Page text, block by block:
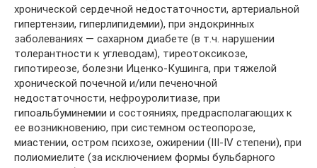
хронической сердечной недостаточности, артериальной
гипертензии, гиперлипидемии), при эндокринных
заболеваниях — сахарном диабете (в т.ч. нарушении
толерантности к углеводам), тиреотоксикозе,
гипотиреозе, болезни Иценко-Кушинга, при тяжелой
хронической почечной и/или печеночной
недостаточности, нефроуролитиазе, при
гипоальбуминемии и состояниях, предрасполагающих к
ее возникновению, при системном остеопорозе,
миастении, остром психозе, ожирении (III-IV степени), при
полиомиелите (за исключением формы бульбарного